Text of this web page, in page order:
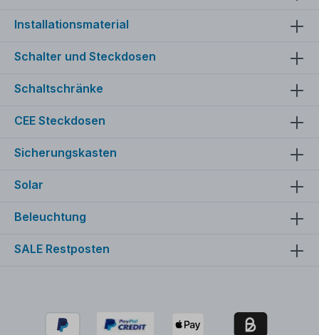
Installationsmaterial
Schalter und Steckdosen
Schaltschränke
CEE Steckdosen
Sicherungskasten
Solar
Beleuchtung
SALE Restposten